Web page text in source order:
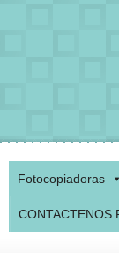
Fotocopiadoras
CONTACTENOS